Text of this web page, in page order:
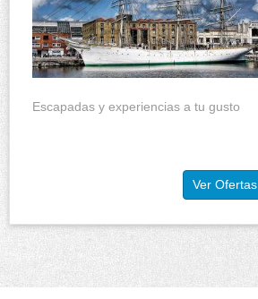
Escapadas y experiencias a tu gusto
Ver Ofertas